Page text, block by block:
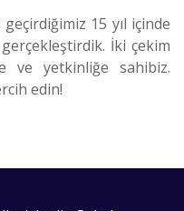
15 yıl içinde
İki çekim
ve yetkinliğe sahibiz.
edin!